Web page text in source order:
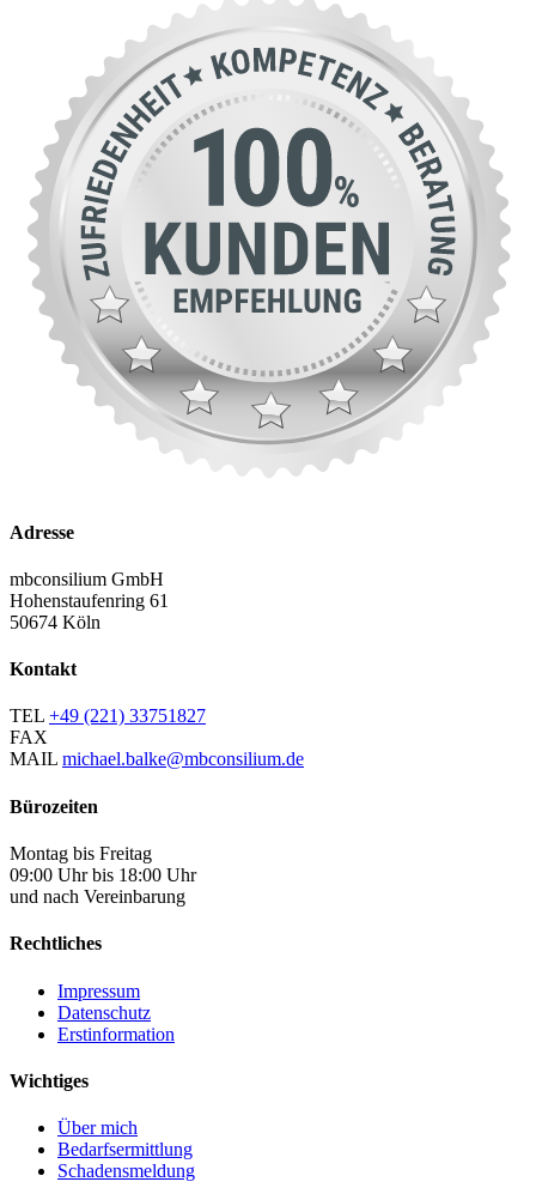
Adresse
mbconsilium GmbH
Hohenstaufenring 61
50674 Köln
Kontakt
TEL +49 (221) 33751827
FAX
MAIL michael.balke@mbconsilium.de
Bürozeiten
Montag bis Freitag
09:00 Uhr bis 18:00 Uhr
und nach Vereinbarung
Rechtliches
Impressum
Datenschutz
Erstinformation
Wichtiges
Über mich
Bedarfsermittlung
Schadensmeldung